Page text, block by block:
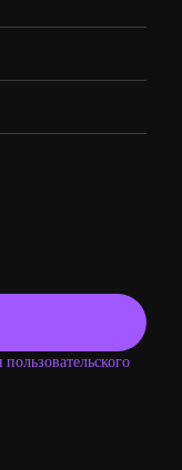
пользовательского